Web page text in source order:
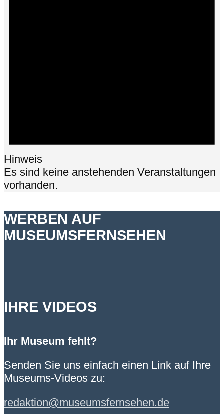
Hinweis
Es sind keine anstehenden Veranstaltungen
vorhanden.
WERBEN AUF
MUSEUMSFERNSEHEN
IHRE VIDEOS
Ihr Museum fehlt?
Senden Sie uns einfach einen Link auf Ihre
Museums-Videos zu:
redaktion@museumsfernsehen.de